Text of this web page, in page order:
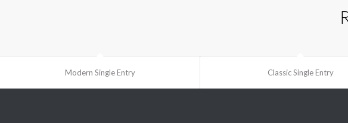
Modern Single Entry Classic Single Entry